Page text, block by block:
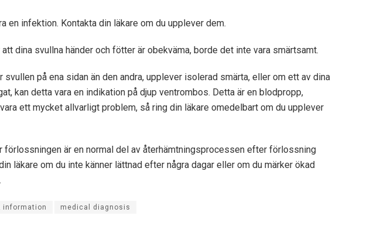
en infektion. Kontakta din läkare om du upplever dem.
dina svullna händer och fötter är obekväma, borde det inte vara smärtsamt.
svullen på ena sidan än den andra, upplever isolerad smärta, eller om ett av dina
kan detta vara en indikation på djup ventrombos. Detta är en blodpropp,
ett mycket allvarligt problem, så ring din läkare omedelbart om du upplever
förlossningen är en normal del av återhämtningsprocessen efter förlossning
läkare om du inte känner lättnad efter några dagar eller om du märker ökad
information medical diagnosis